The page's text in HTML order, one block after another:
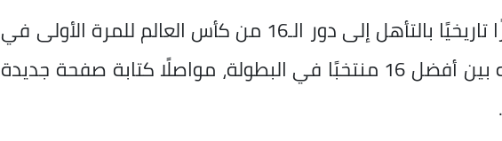
وحقق منتخب مصر إنجازًا تاريخيًا بالتأهل إلى دور الـ16 من كأس العالم للمرة الأولى في
تاريخه، بعدما حجز مكانه بين أفضل 16 منتخبًا في البطولة، مواصلًا كتابة صفحة جديدة